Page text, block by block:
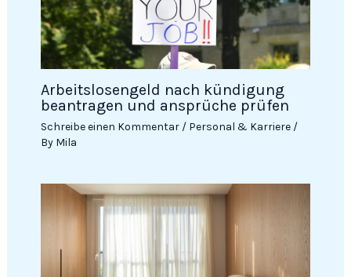
Arbeitslosengeld nach kündigung
beantragen und ansprüche prüfen
Schreibe einen Kommentar / Personal & Karriere/
By Mila